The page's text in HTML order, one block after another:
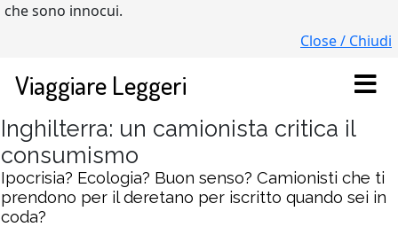
che sono innocui.
Close / Chiudi
Viaggiare Leggeri
Inghilterra: un camionista critica il
consumismo
Ipocrisia? Ecologia? Buon senso? Camionisti che ti
prendono per il deretano per iscritto quando sei in
coda?